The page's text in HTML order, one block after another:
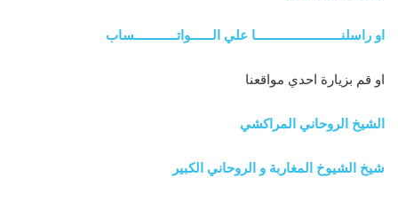
او راسلنــــــــــــــــــــــــا علي الــــــواتــــــــــــساب
او قم بزيارة احدي مواقعنا
الشيخ الروحاني المراكشي
شيخ الشيوخ المغاربة و الروحاني الكبير